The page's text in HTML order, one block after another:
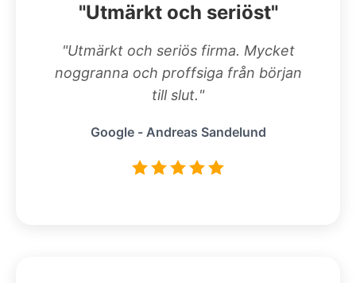
"Utmärkt och seriöst"
"Utmärkt och seriös firma. Mycket
noggranna och proffsiga från början
till slut."
Google - Andreas Sandelund